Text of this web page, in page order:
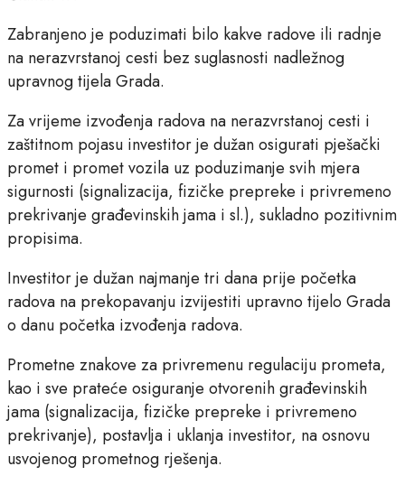
Zabranjeno je poduzimati bilo kakve radove ili radnje
na nerazvrstanoj cesti bez suglasnosti nadležnog
upravnog tijela Grada.
Za vrijeme izvođenja radova na nerazvrstanoj cesti i
zaštitnom pojasu investitor je dužan osigurati pješački
promet i promet vozila uz poduzimanje svih mjera
sigurnosti (signalizacija, fizičke prepreke i privremeno
prekrivanje građevinskih jama i sl.), sukladno pozitivnim
propisima.
Investitor je dužan najmanje tri dana prije početka
radova na prekopavanju izvijestiti upravno tijelo Grada
o danu početka izvođenja radova.
Prometne znakove za privremenu regulaciju prometa,
kao i sve prateće osiguranje otvorenih građevinskih
jama (signalizacija, fizičke prepreke i privremeno
prekrivanje), postavlja i uklanja investitor, na osnovu
usvojenog prometnog rješenja.